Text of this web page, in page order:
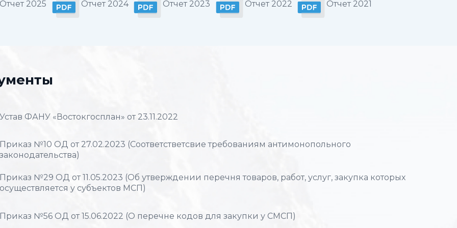
Отчет 2025 Отчет 2024 Отчет 2023 Отчет 2022 Отчет 2021
Устав ФАНУ «Востокгосплан» от 23.11.2022
Приказ №10 ОД от 27.02.2023 (Соответстветсвие требованиям антимонопольного
законодательства)
Приказ №29 ОД от 11.05.2023 (Об утверждении перечня товаров, работ, услуг, закупка которых
осуществляется у субъектов МСП)
Приказ №56 ОД от 15.06.2022 (О перечне кодов для закупки у СМСП)